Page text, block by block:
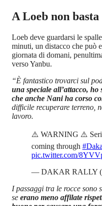
A Loeb non
Loeb deve guardarsi le
minuti, un distacco che può
giornata di domani,
verso Yanbu.
“È fantastico trovarci sul
una speciale all’attacco,
che anche Nani ha corso
difficile recuperare terreno,
lavoro.
⚠️ WARNING ⚠️
coming through
pic.twitter.com/
— DAKAR RALLY
I passaggi tra le rocce
se erano meno affilate